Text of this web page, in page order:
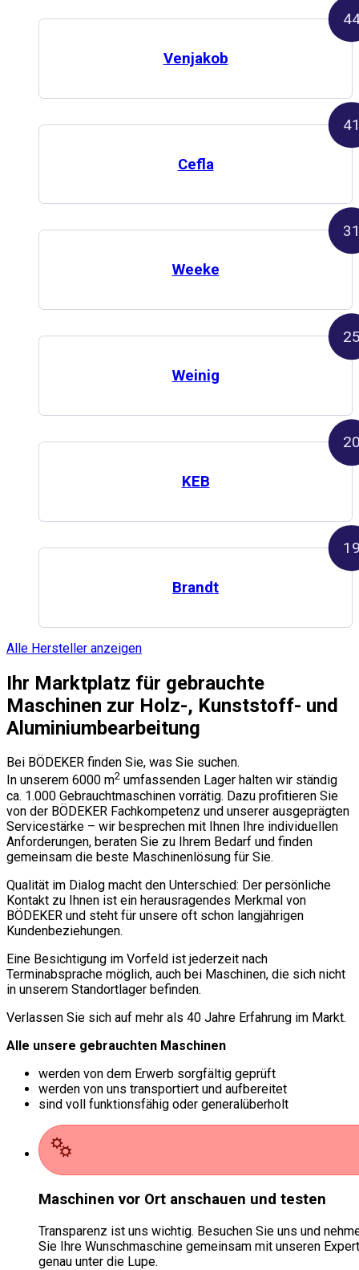
Venjakob
Cefla
Weeke
Weinig
KEB
Brandt
Alle Hersteller anzeigen
Ihr Marktplatz für gebrauchte
Maschinen zur Holz-, Kunststoff- und
Aluminiumbearbeitung
Bei BÖDEKER finden Sie, was Sie suchen.
In unserem 6000 m2 umfassenden Lager halten wir ständig
ca. 1.000 Gebrauchtmaschinen vorrätig. Dazu profitieren Sie
von der BÖDEKER Fachkompetenz und unserer ausgeprägten
Servicestärke – wir besprechen mit Ihnen Ihre individuellen
Anforderungen, beraten Sie zu Ihrem Bedarf und finden
gemeinsam die beste Maschinenlösung für Sie.
Qualität im Dialog macht den Unterschied: Der persönliche
Kontakt zu Ihnen ist ein herausragendes Merkmal von
BÖDEKER und steht für unsere oft schon langjährigen
Kundenbeziehungen.
Eine Besichtigung im Vorfeld ist jederzeit nach
Terminabsprache möglich, auch bei Maschinen, die sich nicht
in unserem Standortlager befinden.
Verlassen Sie sich auf mehr als 40 Jahre Erfahrung im Markt.
Alle unsere gebrauchten Maschinen
werden von dem Erwerb sorgfältig geprüft
werden von uns transportiert und aufbereitet
sind voll funktionsfähig oder generalüberholt
Maschinen vor Ort anschauen und testen
Transparenz ist uns wichtig. Besuchen Sie uns und
Sie Ihre Wunschmaschine gemeinsam mit unseren
genau unter die Lupe.